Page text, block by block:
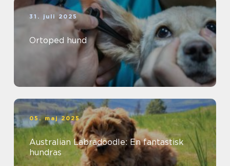
31. juli 2025
Ortoped hund
05. maj 2025
Australian Labradoodle: En fantastisk
hundras